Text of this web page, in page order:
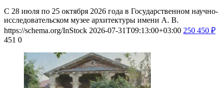
С 28 июля по 25 октября 2026 года в Государственном научно-
исследовательском музее архитектуры имени А. В.
https://schema.org/InStock 2026-07-31T09:13:00+03:00 250 450 ₽
451 0